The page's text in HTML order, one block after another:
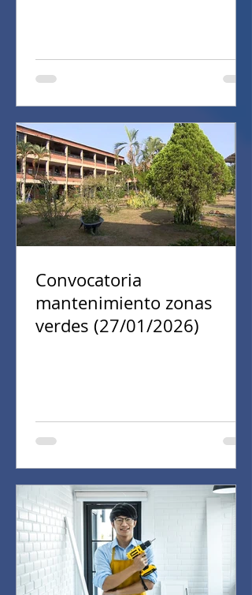
Convocatoria
mantenimiento zonas
verdes (27/01/2026)